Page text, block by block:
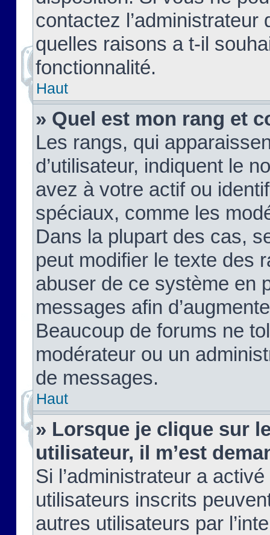
contactez
quelles raisons a t-il
fonctionnalité.
Haut
» Quel est mon rang et
Les rangs, qui
d’utilisateur, indiquent le
avez à votre actif ou
spéciaux, comme les
Dans la plupart des cas,
peut modifier le texte des
abuser de ce système en
messages afin
Beaucoup de forums ne
modérateur ou un
de messages.
Haut
» Lorsque je clique sur
utilisateur, il m’est
Si l’administrateur a
utilisateurs inscrits
autres utilisateurs par